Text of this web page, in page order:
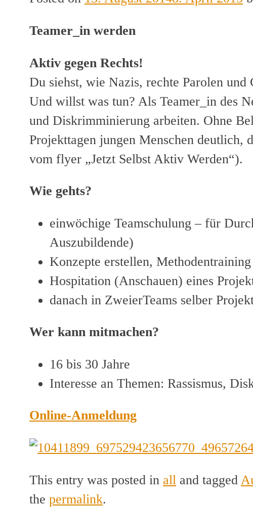
Teamer_in werden
Aktiv gegen Rechts!
Du siehst, wie Nazis, rechte Parolen
Und willst was tun? Als Teamer_in des
und Diskrimminierung arbeiten. Ohne
Projekttagen jungen Menschen deutlich,
vom flyer „Jetzt Selbst Aktiv Werden“).
Wie gehts?
einwöchige Teamschulung – für
Auszubildende)
Konzepte erstellen, Methodentraining
Hospitation (Anschauen) eines
danach in ZweierTeams selber
Wer kann mitmachen?
16 bis 30 Jahre
Interesse an Themen: Rassismus,
Online-Anmeldung
This entry was posted in all and tagged
the permalink.